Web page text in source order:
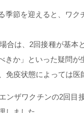
季節を迎えると、ワ
合は、2回接種が基本
きか」といった疑問が
免疫状態によっては
ンザワクチンの2回目